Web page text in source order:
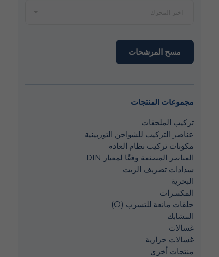
مسح المرشحات
مجموعات المنتجات
تركيب الملحقات
عناصر التركيب للشواحن التوربينية
مكونات تركيب نظام العادم
العناصر المصنعة وفقًا لمعيار DIN
سدادات تصريف الزيت
البحرية
المكسرات
حلقات مانعة للتسرب (O)
المشابك
غسالات
غسالات حرارية
منتجات أخرى